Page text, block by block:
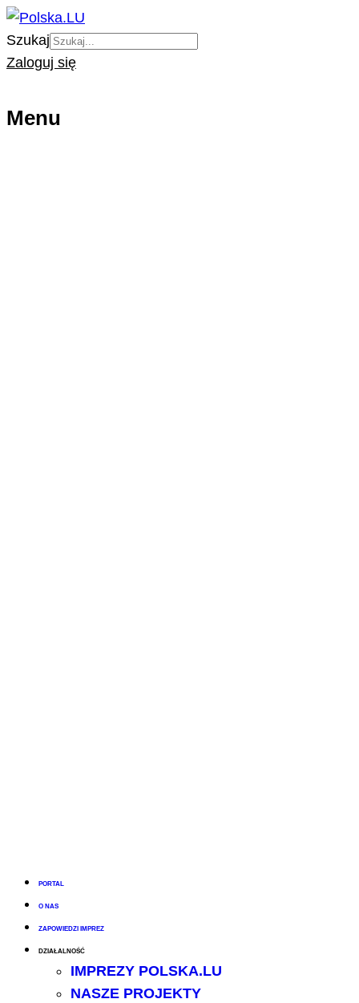
Szukaj
Zaloguj się
Menu
PORTAL
O NAS
ZAPOWIEDZI IMPREZ
DZIAŁALNOŚĆ
IMPREZY POLSKA.LU
NASZE PROJEKTY